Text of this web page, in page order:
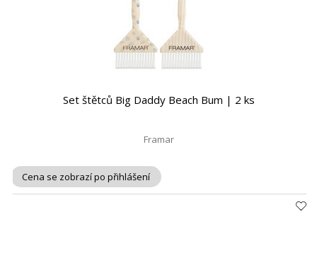
Set štětců Big Daddy Beach Bum | 2 ks
Framar
Cena se zobrazí po přihlášení